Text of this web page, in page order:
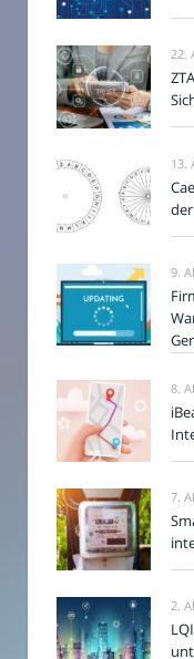
22.
13.
9.
8.
7.
2.